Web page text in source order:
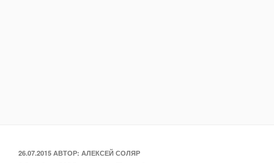
ОПУБЛИКОВАНО
26.07.2015 АВТОР: АЛЕКСЕЙ СОЛЯР